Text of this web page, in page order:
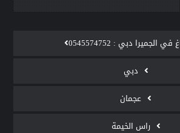
دبي : 0545574752
دبي
عجمان
راس الخيمة